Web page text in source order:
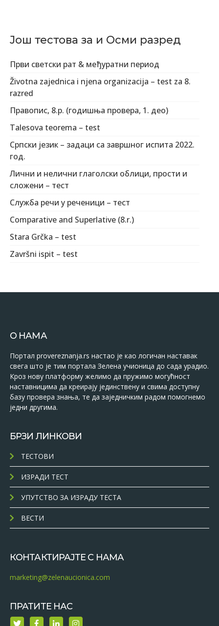
Још тестова за и Осми разред
Први светски рат & међуратни период
Životna zajednica i njena organizacija – test za 8.
razred
Правопис, 8.р. (годишња провера, 1. део)
Talesova teorema – test
Српски језик – задаци са завршног испита 2022.
год.
Лични и нелични глаголски облици, прости и
сложени – тест
Служба речи у реченици – тест
Comparative and Superlative (8.r.)
Stara Grčka – test
Završni ispit – test
О НАМА
Портал provereznanja.rs настао је као логичан наставак
свега што је тим портала Зелена учионица до сада урадио.
Кроз нову платформу желимо да пружимо могућност
наставницима да креирају јединствену и свима доступну
базу провера знања, те да заједничким радом помогнемо
једни другима.
БРЗИ ЛИНКОВИ
ТЕСТОВИ
ИЗРАДИ ТЕСТ
УПУТСТВО ЗА ИЗРАДУ ТЕСТА
ВЕСТИ
КОНТАКТИРАЈТЕ С НАМА
marketing@zelenaucionica.com
ПРАТИТЕ НАС